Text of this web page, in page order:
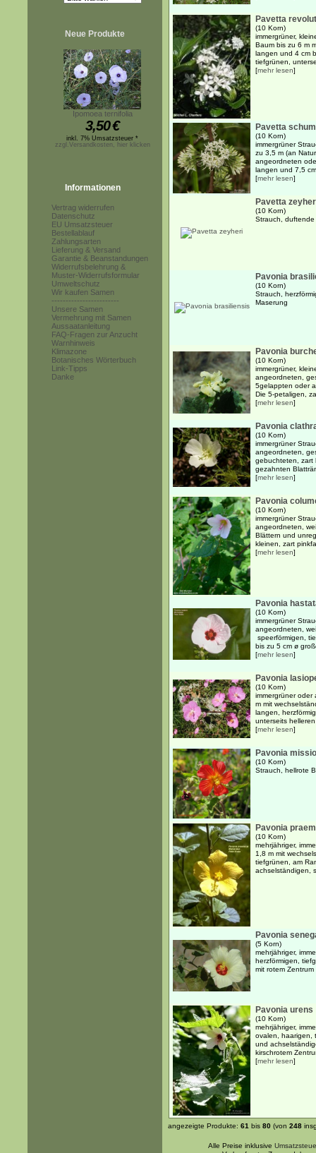
Neue Produkte
Ipomoea ternifolia
3,50€
inkl. 7% Umsatzsteuer *
zzgl.Versandkosten, hier klicken
Informationen
Vertrag widerrufen
Datenschutz
EU Umsatzsteuer
Bestellablauf
Zahlungsarten
Lieferung & Versand
Garantie & Beanstandungen
Widerrufsbelehrung &
Muster-Widerrufsformular
Umweltschutz
Wir kaufen Samen
------------------------
Unsere Samen
Vermehrung mit Samen
Aussaatanleitung
FAQ-Fragen zur Anzucht
Warnhinweis
Klimazone
Botanisches Wörterbuch
Link-Tipps
Danke
Pavetta
(10 Korn)
immergrüner,
Baum bis zu 6 m
langen und 4 cm
tiefgrünen,
[mehr lesen]
Pavetta
(10 Korn)
immergrüner
zu 3,5 m (an
angeordneten
langen und 7,5
[mehr lesen]
Pavetta
(10 Korn)
Strauch,
Pavonia
(10 Korn)
Strauch,
Maserung
Pavonia
(10 Korn)
immergrüner,
angeordneten,
5gelappten oder
Die 5-petaligen,
[mehr lesen]
Pavonia
(10 Korn)
immergrüner
angeordneten,
gebuchteten, zart
gezahnten
[mehr lesen]
Pavonia
(10 Korn)
immergrüner
angeordneten,
Blättern und
kleinen, zart
[mehr lesen]
Pavonia
(10 Korn)
immergrüner
angeordneten,
speerförmigen,
bis zu 5 cm ø
[mehr lesen]
Pavonia
(10 Korn)
immergrüner oder
m mit
langen,
unterseits
[mehr lesen]
Pavonia
(10 Korn)
Strauch, hellrote
Pavonia
(10 Korn)
mehrjähriger,
1,8 m mit
tiefgrünen, am
achselständigen,
Pavonia
(5 Korn)
mehrjähriger,
herzförmigen,
mit rotem Zentrum
Pavonia urens
(10 Korn)
mehrjähriger,
ovalen, haarigen,
und
kirschrotem
[mehr lesen]
angezeigte Produkte: 61 bis 80 (von 248
Alle Preise inklusive